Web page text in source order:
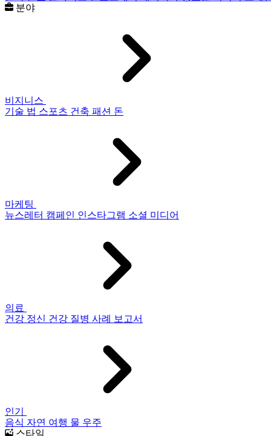
분야
비지니스
기술 법 스포츠 건축 패션 돈
마케팅
뉴스레터 캠페인 인스타그램 소셜 미디어
의료
건강 정신 건강 질병 사례 보고서
인기
음식 자연 여행 물 우주
스타일